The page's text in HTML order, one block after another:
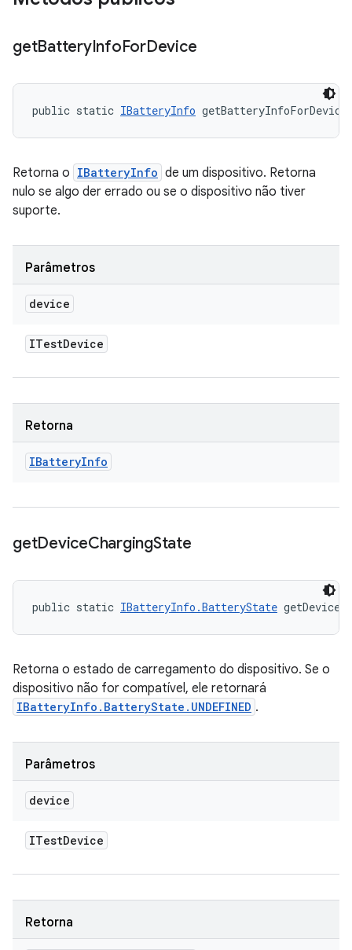
getBatteryInfoForDevice
public static IBatteryInfo
Retorna o IBatteryInfo de um dispositivo. Retorna
nulo se algo der errado ou se o dispositivo não tiver
suporte.
Parâmetros
device
ITestDevice
Retorna
IBatteryInfo
getDeviceChargingState
public static IBatteryInfo.BatteryState
Retorna o estado de carregamento do dispositivo. Se o
dispositivo não for compatível, ele retornará
IBatteryInfo.BatteryState.UNDEFINED .
Parâmetros
device
ITestDevice
Retorna